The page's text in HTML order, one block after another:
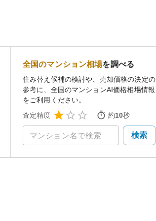
全国のマンション相場を調べる
住み替え候補の検討や、売却価格の決定の
参考に、全国のマンションAI価格相場情報
をご利用ください。
査定精度
約10秒
検索